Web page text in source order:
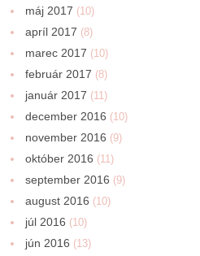
máj 2017 (10)
apríl 2017 (8)
marec 2017 (10)
február 2017 (8)
január 2017 (11)
december 2016 (10)
november 2016 (9)
október 2016 (11)
september 2016 (9)
august 2016 (10)
júl 2016 (10)
jún 2016 (13)